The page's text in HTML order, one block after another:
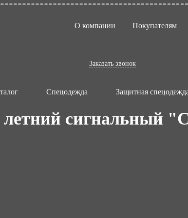
О компании Покупателям
Заказать звонок
Спецодежда Защитная
сигнальный